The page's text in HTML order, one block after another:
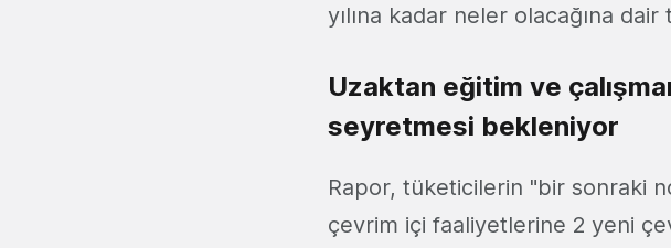
yılına kadar neler olacağına
Uzaktan eğitim ve
seyretmesi bekleniyor
Rapor, tüketicilerin "bir sonraki
çevrim içi faaliyetlerine 2 yeni